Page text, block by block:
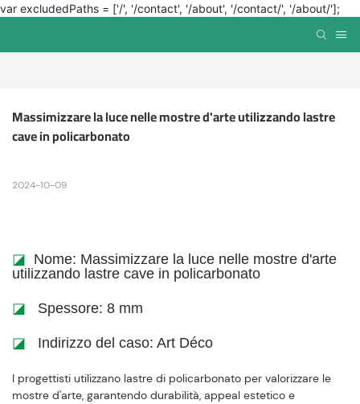
var excludedPaths = ['/', '/contact', '/about', '/contact/', '/about/'];
Massimizzare la luce nelle mostre d'arte utilizzando lastre
cave in policarbonato
2024-10-09
◪ Nome: Massimizzare la luce nelle mostre d'arte
utilizzando lastre cave in policarbonato
◪ Spessore: 8 mm
◪ Indirizzo del caso: Art Déco
I progettisti utilizzano lastre di policarbonato per valorizzare le
mostre d'arte, garantendo durabilità, appeal estetico e